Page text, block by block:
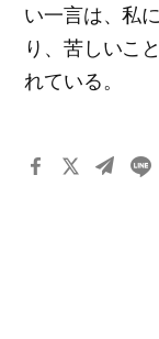
い一言は、私
り、苦しいこ
れている。